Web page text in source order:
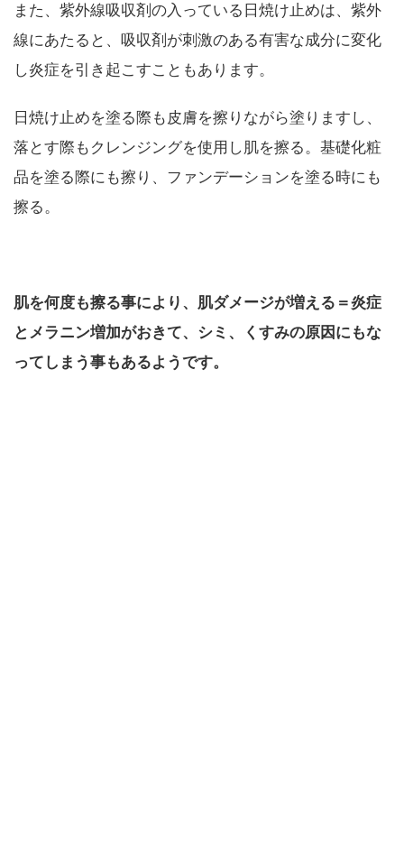
また、紫外線吸収剤の入っている日焼け止めは、紫外
線にあたると、吸収剤が刺激のある有害な成分に変化
し炎症を引き起こすこともあります。
日焼け止めを塗る際も皮膚を擦りながら塗りますし、
落とす際もクレンジングを使用し肌を擦る。基礎化粧
品を塗る際にも擦り、ファンデーションを塗る時にも
擦る。
肌を何度も擦る事により、肌ダメージが増える＝炎症
とメラニン増加がおきて、シミ、くすみの原因にもな
ってしまう事もあるようです。